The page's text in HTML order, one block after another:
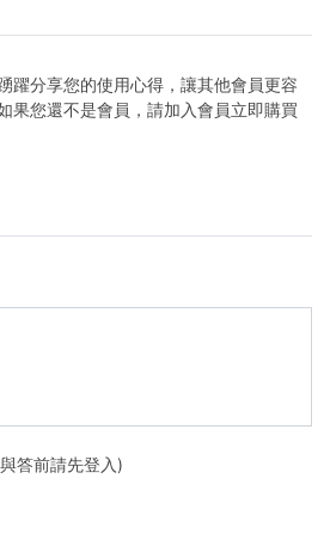
躍分享您的使用心得，讓其他會員更容
果您還不是會員，請加入會員立即購買
答前請先登入)